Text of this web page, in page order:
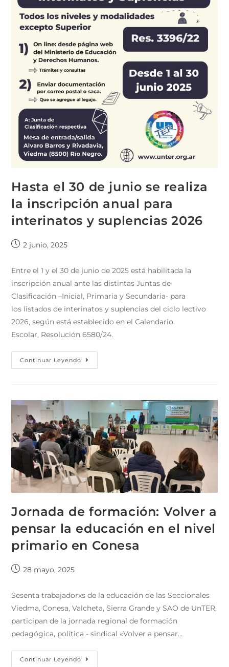
Hasta el 30 de junio se realiza
la inscripción anual para
interinatos y suplencias 2026
2 junio, 2025
Entre el 1 y el 30 de junio de 2025 está habilitada la
inscripción anual ante las distintas Juntas de
Clasificación –Inicial, Primaria y Secundaria- para
los listados de interinatos y suplencias del ciclo lectivo
2026, según está establecido en el Calendario
Escolar, Resolución 6580/24.
Continuar Leyendo
Jornada de formación: Volver a
pensar la educación en el nivel
primario en Conesa
28 mayo, 2025
Sesenta trabajadorxs de la educación de las Seccionales
Viedma, Conesa, Valcheta, Sierra Grande y SAO de UnTER,
participan de la jornada regional de formación
pedagógica, política - sindical «Volver a pensar…
Continuar Leyendo